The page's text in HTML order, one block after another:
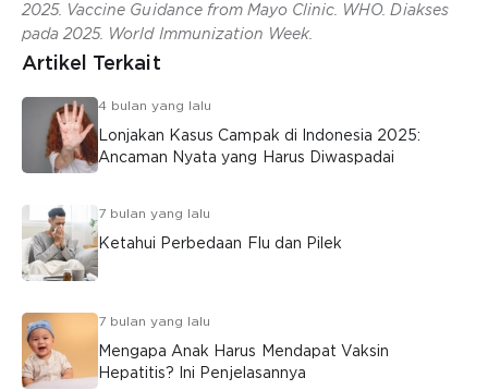
2025. Vaccine Guidance from Mayo Clinic. WHO. Diakses
pada 2025. World Immunization Week.
Artikel Terkait
4 bulan yang lalu
Lonjakan Kasus Campak di Indonesia 2025:
Ancaman Nyata yang Harus Diwaspadai
7 bulan yang lalu
Ketahui Perbedaan Flu dan Pilek
7 bulan yang lalu
Mengapa Anak Harus Mendapat Vaksin
Hepatitis? Ini Penjelasannya